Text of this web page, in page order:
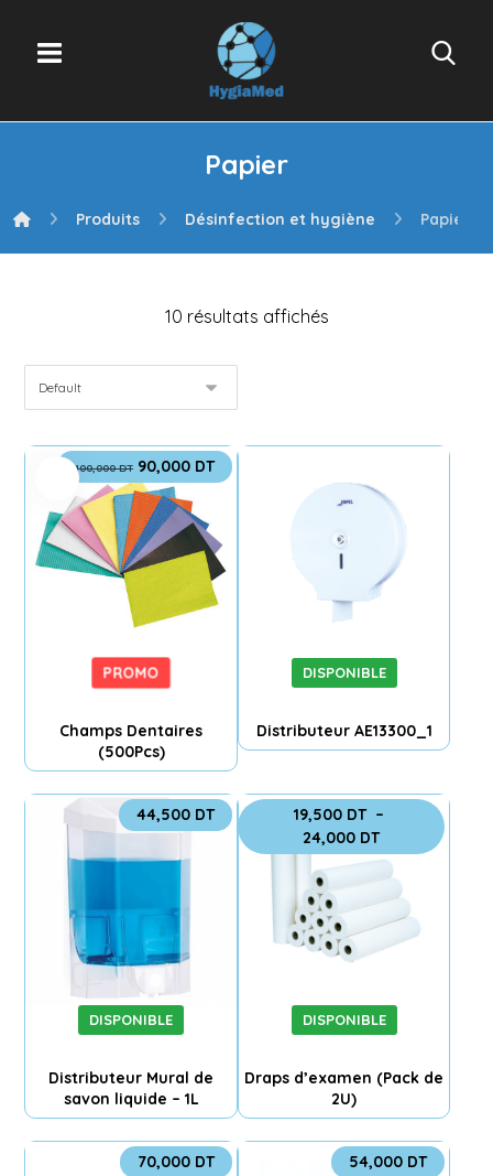
Papier
Produits Désinfection et hygiène Papier
10 résultats affichés
PROMO
Champs Dentaires
(500Pcs)
100,000DT 90,000 DT
DISPONIBLE
Distributeur AE13300_1
DISPONIBLE
Distributeur Mural de
savon liquide – 1L
44,500 DT
DISPONIBLE
Draps d’examen (Pack de
2U)
19,500 DT –
24,000 DT
70,000 DT 54,000 DT